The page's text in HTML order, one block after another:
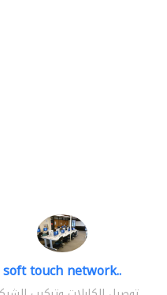
soft touch network..